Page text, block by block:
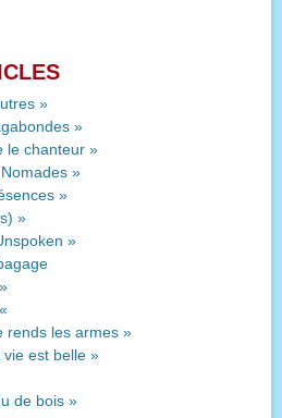
»
»
le chanteur »
»
»
»
»
rends les armes »
vie est belle »
de bois »